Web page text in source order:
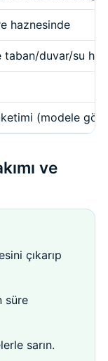
haznesinde
taban/duvar/su
(modele
ve
çıkarıp
süre
sarın.